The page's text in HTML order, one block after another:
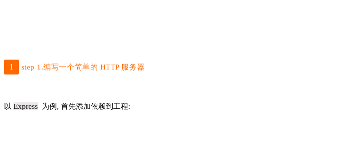
1 step 1.编写一个简单的 HTTP 服务器
以 Express 为例, 首先添加依赖到工程: